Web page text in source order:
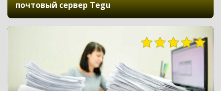
почтовый сервер Tegu